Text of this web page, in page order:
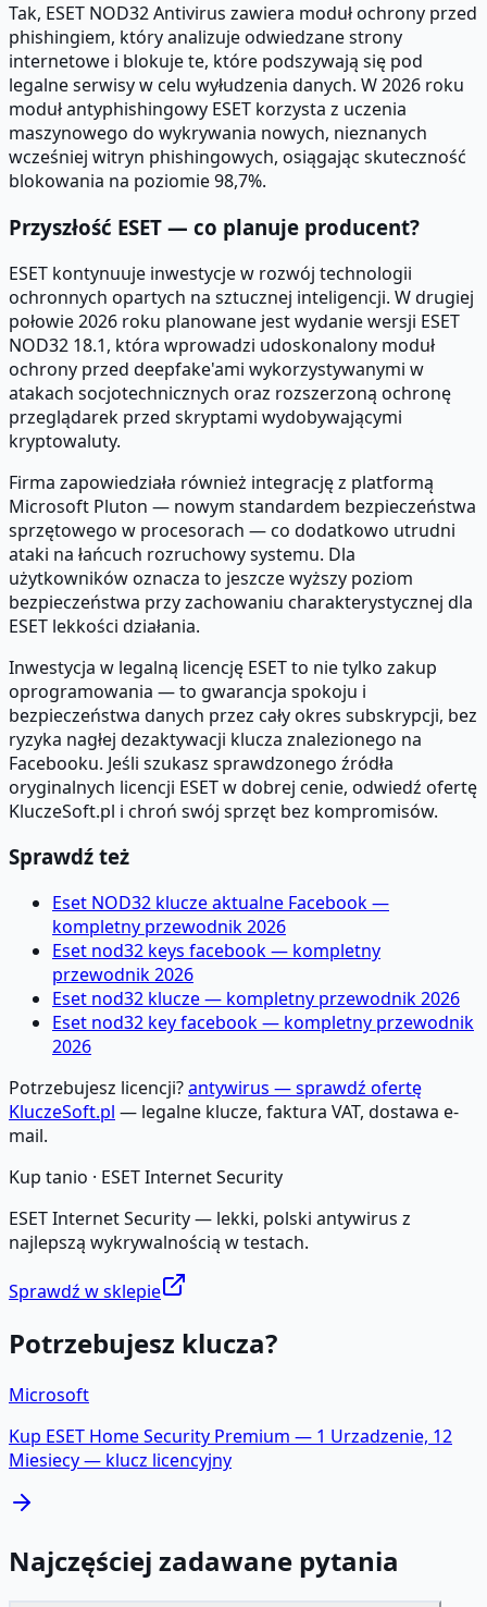
Tak, ESET NOD32 Antivirus zawiera moduł ochrony przed
phishingiem, który analizuje odwiedzane strony
internetowe i blokuje te, które podszywają się pod
legalne serwisy w celu wyłudzenia danych. W 2026 roku
moduł antyphishingowy ESET korzysta z uczenia
maszynowego do wykrywania nowych, nieznanych
wcześniej witryn phishingowych, osiągając skuteczność
blokowania na poziomie 98,7%.
Przyszłość ESET — co planuje producent?
ESET kontynuuje inwestycje w rozwój technologii
ochronnych opartych na sztucznej inteligencji. W drugiej
połowie 2026 roku planowane jest wydanie wersji ESET
NOD32 18.1, która wprowadzi udoskonalony moduł
ochrony przed deepfake'ami wykorzystywanymi w
atakach socjotechnicznych oraz rozszerzoną ochronę
przeglądarek przed skryptami wydobywającymi
kryptowaluty.
Firma zapowiedziała również integrację z platformą
Microsoft Pluton — nowym standardem bezpieczeństwa
sprzętowego w procesorach — co dodatkowo utrudni
ataki na łańcuch rozruchowy systemu. Dla
użytkowników oznacza to jeszcze wyższy poziom
bezpieczeństwa przy zachowaniu charakterystycznej dla
ESET lekkości działania.
Inwestycja w legalną licencję ESET to nie tylko zakup
oprogramowania — to gwarancja spokoju i
bezpieczeństwa danych przez cały okres subskrypcji, bez
ryzyka nagłej dezaktywacji klucza znalezionego na
Facebooku. Jeśli szukasz sprawdzonego źródła
oryginalnych licencji ESET w dobrej cenie, odwiedź ofertę
KluczeSoft.pl i chroń swój sprzęt bez kompromisów.
Sprawdź też
Eset NOD32 klucze aktualne Facebook —
kompletny przewodnik 2026
Eset nod32 keys facebook — kompletny
przewodnik 2026
Eset nod32 klucze — kompletny przewodnik 2026
Eset nod32 key facebook — kompletny przewodnik
2026
Potrzebujesz licencji?antywirus — sprawdź ofertę
KluczeSoft.pl — legalne klucze, faktura VAT, dostawa e-
mail.
Kup tanio · ESET Internet Security
ESET Internet Security — lekki, polski antywirus z
najlepszą wykrywalnością w testach.
Sprawdź w sklepie
Potrzebujesz klucza?
Microsoft
Kup ESET Home Security Premium — 1 Urzadzenie, 12
Miesiecy— klucz licencyjny
Najczęściej zadawane pytania